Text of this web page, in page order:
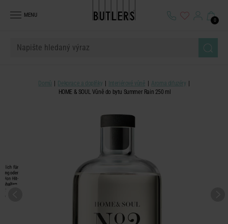
MENU
0
Domů Dekorace a doplňky Interiérové vůně
Aroma difuzéry
HOME & SOUL Vůně do bytu Summer Rain 250 ml